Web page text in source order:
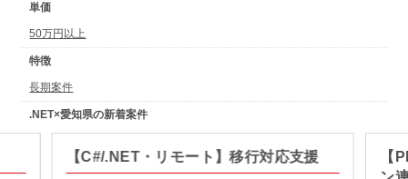
単価
50万円以上
特徴
長期案件
.NET×愛知県の新着案件
【C#/.NET・リモート】移行対応支援
【